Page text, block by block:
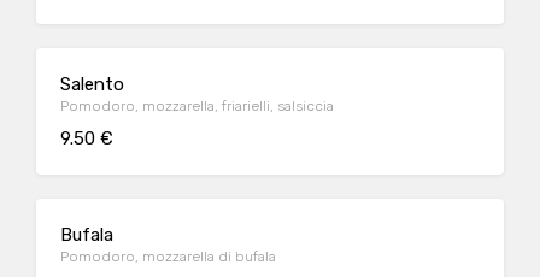
Salento
Pomodoro, mozzarella, friarielli, salsiccia
9.50 €
Bufala
Pomodoro, mozzarella di bufala